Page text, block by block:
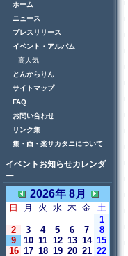
ホーム
ニュース
プレスリリース
イベント・アルバム
高人気
とんからりん
サイトマップ
FAQ
お問い合わせ
リンク集
集・酉・楽サカタニについて
イベントお知らせカレンダ
ー
2026年 8月
日 月 火 水 木 金 土
1
2
3 4 5 6 7
8
9
10 11 12 13 14 15
16 17 18 19 20 21 22